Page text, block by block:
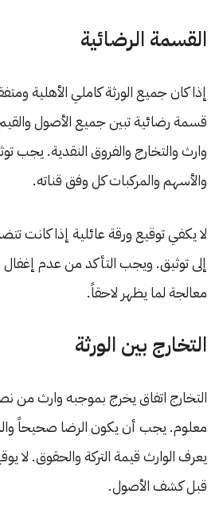
القسمة الرضائية
إذا كان جميع الورثة كاملي الأهلية
قسمة رضائية تبين جميع الأصول
وارث والتخارج والفروق النقدية. يجب
والأسهم والمركبات كل وفق قناته.
لا يكفي توقيع ورقة عائلية إذا كانت
إلى توثيق. ويجب التأكد من عدم
معالجة لما يظهر لاحقاً.
التخارج بين الورثة
التخارج اتفاق يخرج بموجبه وارث من
معلوم. يجب أن يكون الرضا صحيحاً
يعرف الوارث قيمة التركة والحقوق. لا
قبل كشف الأصول.